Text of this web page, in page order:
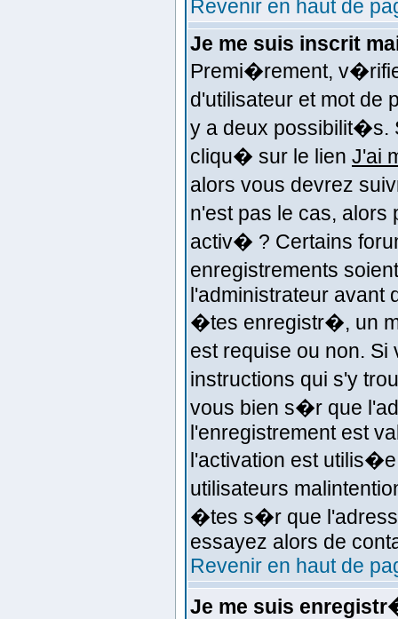
Revenir en haut de
Je me suis inscrit
Premi�rement,
d'utilisateur et mot
y a deux possibilit�s.
cliqu� sur le lien J'ai
alors vous devrez
n'est pas le cas,
activ� ? Certains
enregistrements
l'administrateur avant
�tes enregistr�, un
est requise ou non.
instructions qui s'y
vous bien s�r que
l'enregistrement est
l'activation est
utilisateurs
�tes s�r que
essayez alors de
Revenir en haut de
Je me suis